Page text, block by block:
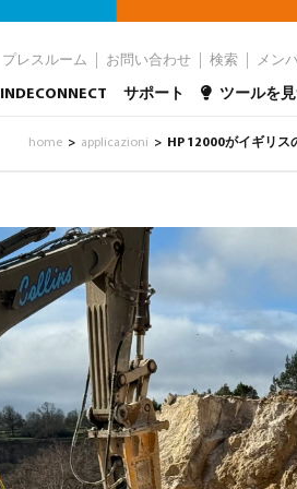
プレスルーム お問い合わせ 検索 メン
INDECONNECT サポート ツールを
home > applicazioni > HP 12000がイギリス